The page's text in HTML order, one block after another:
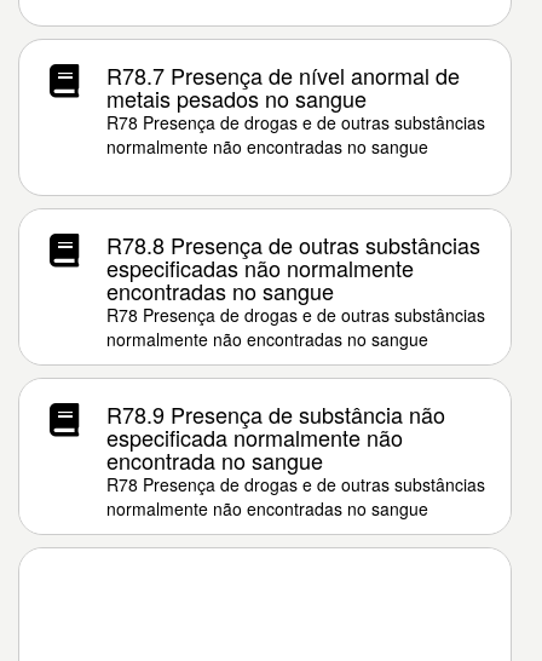
R78.7 Presença de nível anormal de
metais pesados no sangue
R78 Presença de drogas e de outras substâncias
normalmente não encontradas no sangue
R78.8 Presença de outras substâncias
especificadas não normalmente
encontradas no sangue
R78 Presença de drogas e de outras substâncias
normalmente não encontradas no sangue
R78.9 Presença de substância não
especificada normalmente não
encontrada no sangue
R78 Presença de drogas e de outras substâncias
normalmente não encontradas no sangue